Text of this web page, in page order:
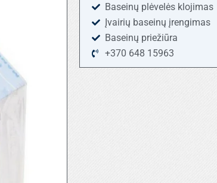
Baseinų plėvelės klojimas
Įvairių baseinų įrengimas
Baseinų priežiūra
+370 648 15963